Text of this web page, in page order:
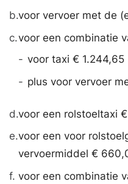
b.voor vervoer met de
c.voor een combinatie
- voor taxi € 1.244,65
- plus voor vervoer
d.voor een rolstoeltaxi
e.voor een voor
vervoermiddel €
f. voor een combinatie